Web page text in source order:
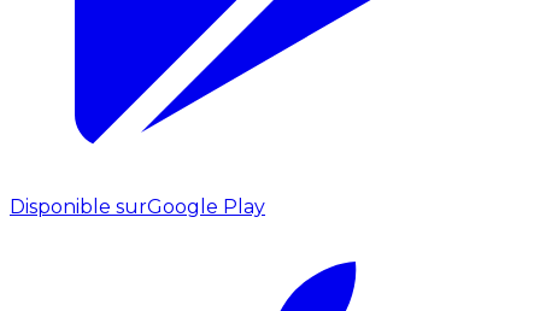
Disponible surGoogle Play